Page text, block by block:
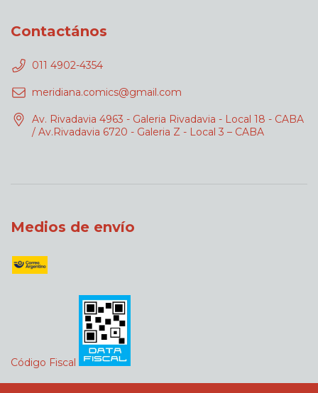
Contactános
011 4902-4354
meridiana.comics@gmail.com
Av. Rivadavia 4963 - Galeria Rivadavia - Local 18 - CABA
/ Av.Rivadavia 6720 - Galeria Z - Local 3 – CABA
Medios de envío
Código Fiscal